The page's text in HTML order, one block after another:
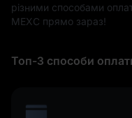
різними способами
MEXC прямо зараз!
Топ-3 способи